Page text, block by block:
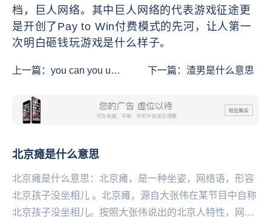
档，巨人网络。其中巨人网络的代表游戏征途更
是开创了Pay to Win付费模式的先河，让人第一
次明白砸钱玩游戏是什么样子。
上一篇： you can you up
下一篇：渣男是什么意思
北京瘫是什么意思
北京瘫是什么意思：北京瘫，是一种坐姿，网络语，形容
北京孩子没坐相儿 。北京瘫，源自大张伟在某节目中自称
北京孩子没坐相儿。按照大张伟说出的北京人特性，网友